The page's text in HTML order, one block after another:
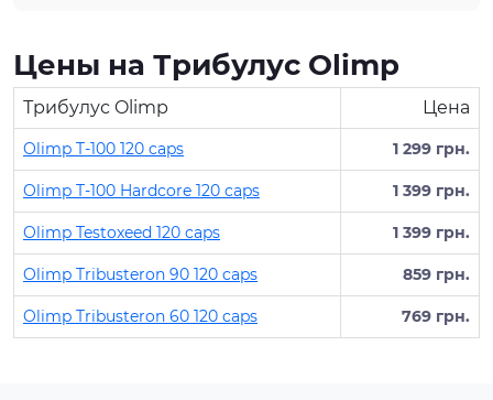
Цены на Трибулус Olimp
Трибулус Olimp Цена
Olimp T-100 120 caps 1 299 грн.
Olimp T-100 Hardcore 120 caps 1 399 грн.
Olimp Testoxeed 120 caps 1 399 грн.
Olimp Tribusteron 90 120 caps 859 грн.
Olimp Tribusteron 60 120 caps 769 грн.